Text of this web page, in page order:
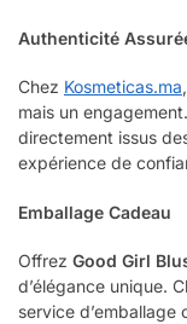
Authenticité
Chez Kosmeticas.ma
mais un
directement issus
expérience de
Emballage Cadeau
Offrez Good Girl
d’élégance unique.
service